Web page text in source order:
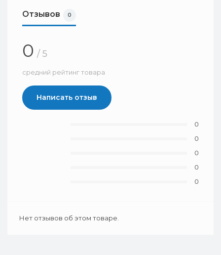
Отзывов 0
0 / 5
средний рейтинг товара
Написать отзыв
0
0
0
0
0
Нет отзывов об этом товаре.